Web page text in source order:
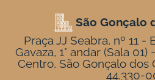
São Gonçalo
Praça JJ Seabra, nº 11 -
Gavaza, 1° andar (Sala
Centro, São Gonçalo dos
44.330-